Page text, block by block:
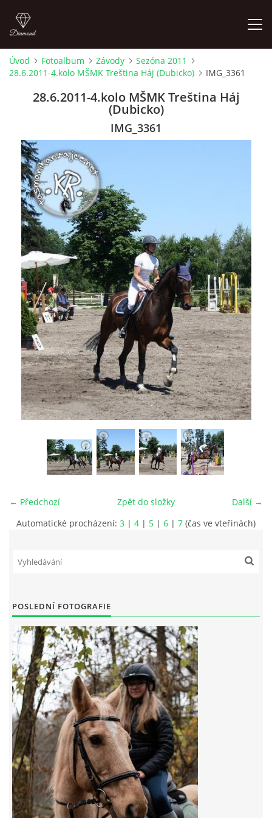
ÚVOD
KONTAKT
SLUŽBY
JEŽDĚNÍ PRO VEŘEJNOST
FOTOALBUM
VIDEA
ODKAZY
NOVÝ PŘEKÁŽKOVÝ MATERIÁL
CENÍK SLUŽEB
PŘISPĚVEK ČUS KARVINA -PODPORA SPORTU V
MORAVSKOSLEZSKÉM KRAJI
NEDOSTAVILI NA PODZIMNÍ BRIGÁDU
JARNÍ BRIGÁDA 20.5.2023
DNE 17.11.2023 KROUŽEK JEZDECTVÍ NENÍ
DĚKUJEME MĚSTU RYCHVALD ZA DOTACI V ROCE 2023
NABÍZÍME BRIGÁDU U NÁS VE STÁJI. PRO BLIŽŠÍ INFO
VOLEJTE 604265192
DĚKUJEME ZA PODPORU ČESKÉ UNIÍ SPORTU
JARNÍ BRIGÁDA 20.4 2024
Úvod Fotoalbum Závody
Sezóna 2011
28.6.2011-4.kolo MŠMK Treština Háj (Dubicko)
IMG_3361
28.6.2011-4.kolo MŠMK Treština Háj
(Dubicko)
IMG_3361
← Předchozí Další →
Zpět do složky
Automatické procházení: 3 | 4 | 5 | 6 | 7 (čas ve vteřinách)
POSLEDNÍ FOTOGRAFIE